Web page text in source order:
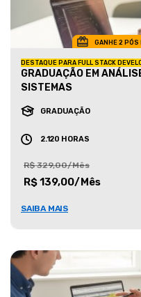
GANHE 2 PÓS
DESTAQUE PARA FULL STACK
GRADUAÇÃO EM
SISTEMAS
GRADUAÇÃO
2.120 HORAS
R$ 329,00/Mês
R$ 139,00/Mês
SAIBA MAIS